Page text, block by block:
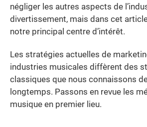
négliger les autres aspects de
divertissement, mais dans cet
notre principal centre d’intérêt.
Les stratégies actuelles de
industries musicales diffèrent des
classiques que nous connaissons
longtemps. Passons en revue les
musique en premier lieu.